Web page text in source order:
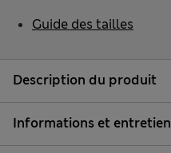
Description du produit
Informations et entretien
Guide des tailles